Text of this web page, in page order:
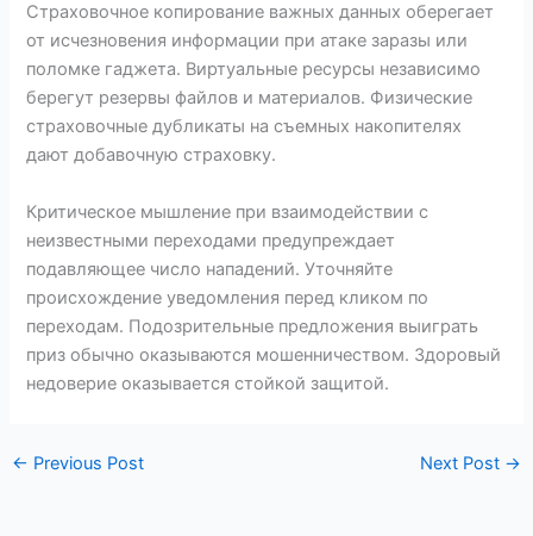
Страховочное копирование важных данных оберегает
от исчезновения информации при атаке заразы или
поломке гаджета. Виртуальные ресурсы независимо
берегут резервы файлов и материалов. Физические
страховочные дубликаты на съемных накопителях
дают добавочную страховку.
Критическое мышление при взаимодействии с
неизвестными переходами предупреждает
подавляющее число нападений. Уточняйте
происхождение уведомления перед кликом по
переходам. Подозрительные предложения выиграть
приз обычно оказываются мошенничеством. Здоровый
недоверие оказывается стойкой защитой.
← Previous Post Next Post →